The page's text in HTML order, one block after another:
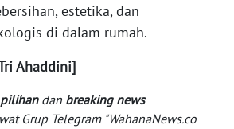
estetika, dan
di dalam rumah.
Ahaddini]
dan breaking news
Grup Telegram "WahanaNews.co